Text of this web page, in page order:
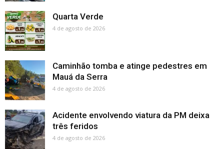
Quarta Verde
4 de agosto de 2026
Caminhão tomba e atinge pedestres em
Mauá da Serra
4 de agosto de 2026
Acidente envolvendo viatura da PM deixa
três feridos
4 de agosto de 2026